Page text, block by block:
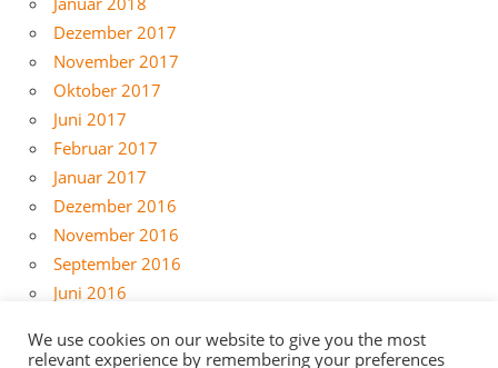
Dezember 2017
November 2017
Oktober 2017
Juni 2017
Februar 2017
Januar 2017
Dezember 2016
November 2016
September 2016
Juni 2016
April 2016
We use cookies on our website to give you the most
relevant experience by remembering your preferences